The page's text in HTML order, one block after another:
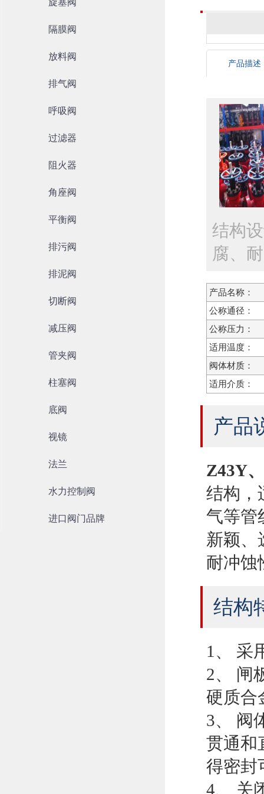
旋塞阀
隔膜阀
放料阀
排气阀
呼吸阀
过滤器
阻火器
角座阀
平衡阀
排污阀
排泥阀
切断阀
减压阀
管夹阀
柱塞阀
底阀
视镜
法兰
水力控制阀
进口阀门品牌
产品描述
结构
腐、
产品名称：
公称通径：
公称压力：
适用温度：
阀体材质：
适用介质：
产品
Z43Y
结构，
气等管
新颖、
耐冲蚀
结构
1、 采
2、 闸
硬质合
3、 阀
贯通和
得密封
4、 关